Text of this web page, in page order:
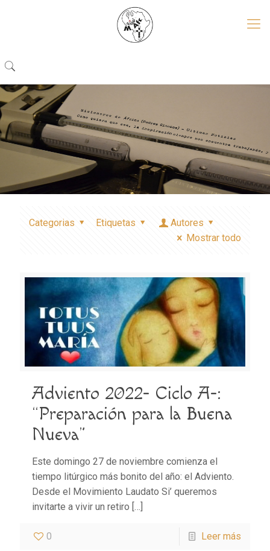
Categorias Etiquetas
Autores
Mostrar todo
Adviento 2022- Ciclo A-:
“Preparación para la Buena
Nueva”
Este domingo 27 de noviembre comienza el
tiempo litúrgico más bonito del año: el Adviento.
Desde el Movimiento Laudato Si’ queremos
invitarte a vivir un retiro […]
0 Leer más